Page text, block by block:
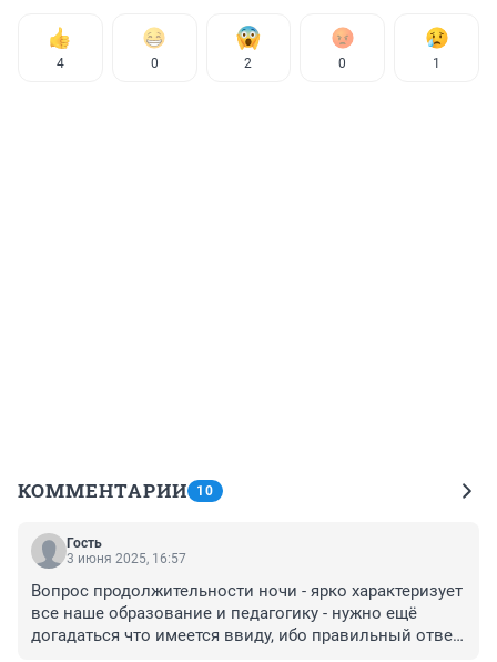
4 0 2 0 1
КОММЕНТАРИИ 10
Гость
3 июня 2025, 16:57
Вопрос продолжительности ночи - ярко характеризует
все наше образование и педагогику - нужно ещё
догадаться что имеется ввиду, ибо правильный ответ